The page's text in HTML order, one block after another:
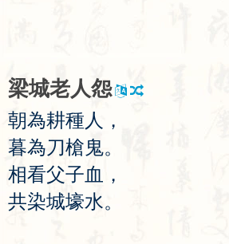
梁城老人怨
朝為耕種 人 ，
暮為刀槍鬼。
相看父子血 ，
共染城壕水。